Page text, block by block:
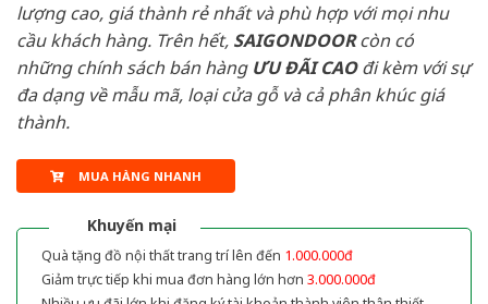
lượng cao, giá thành rẻ nhất và phù hợp với mọi nhu
cầu khách hàng. Trên hết, SAIGONDOORcòn có
những chính sách bán hàng ƯU ĐÃI CAOđi kèm với sự
đa dạng về mẫu mã, loại cửa gỗ và cả phân khúc giá
thành.
MUA HÀNG NHANH
Khuyến mại
Quà tặng đồ nội thất trang trí lên đến 1.000.000đ
Giảm trực tiếp khi mua đơn hàng lớn hơn 3.000.000đ